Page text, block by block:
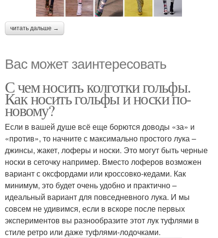
читать дальше →
Вас может заинтересовать
С чем носить колготки гольфы.
Как носить гольфы и носки по-
новому?
Если в вашей душе всё еще борются доводы «за» и
«против», то начните с максимально простого лука –
джинсы, жакет, лоферы и носки. Это могут быть черные
носки в сеточку например. Вместо лоферов возможен
вариант с оксфордами или кроссовко-кедами. Как
минимум, это будет очень удобно и практично –
идеальный вариант для повседневного лука. И мы
совсем не удивимся, если в вскоре после первых
экспериментов вы разнообразите этот лук туфлями в
стиле ретро или даже туфлями-лодочками.